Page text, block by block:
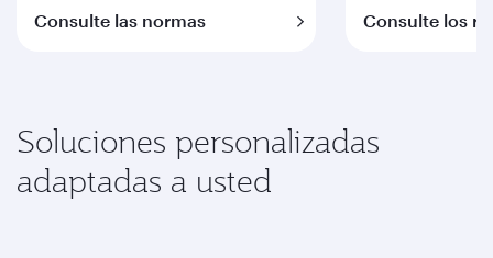
Consulte las normas Consulte los
Soluciones personalizadas
adaptadas a usted